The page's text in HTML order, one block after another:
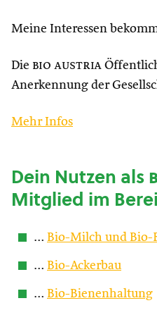
Meine Interessen
Die bio austria
Anerkennung der
Mehr Infos
Dein Nutzen als
Mitglied im
… Bio-Milch und Bio-
… Bio-Ackerbau
… Bio-Bienenhaltung